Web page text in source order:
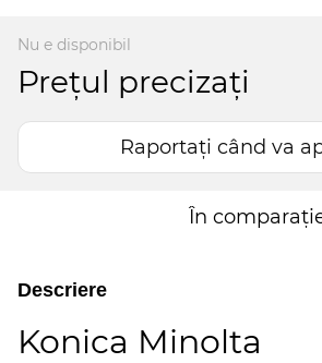
Nu e disponibil
Preţul precizați
Raportați când va
În
Descriere
Konica Minolta